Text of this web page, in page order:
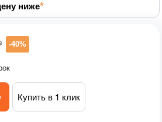
ниже
-40%
Купить в 1 клик